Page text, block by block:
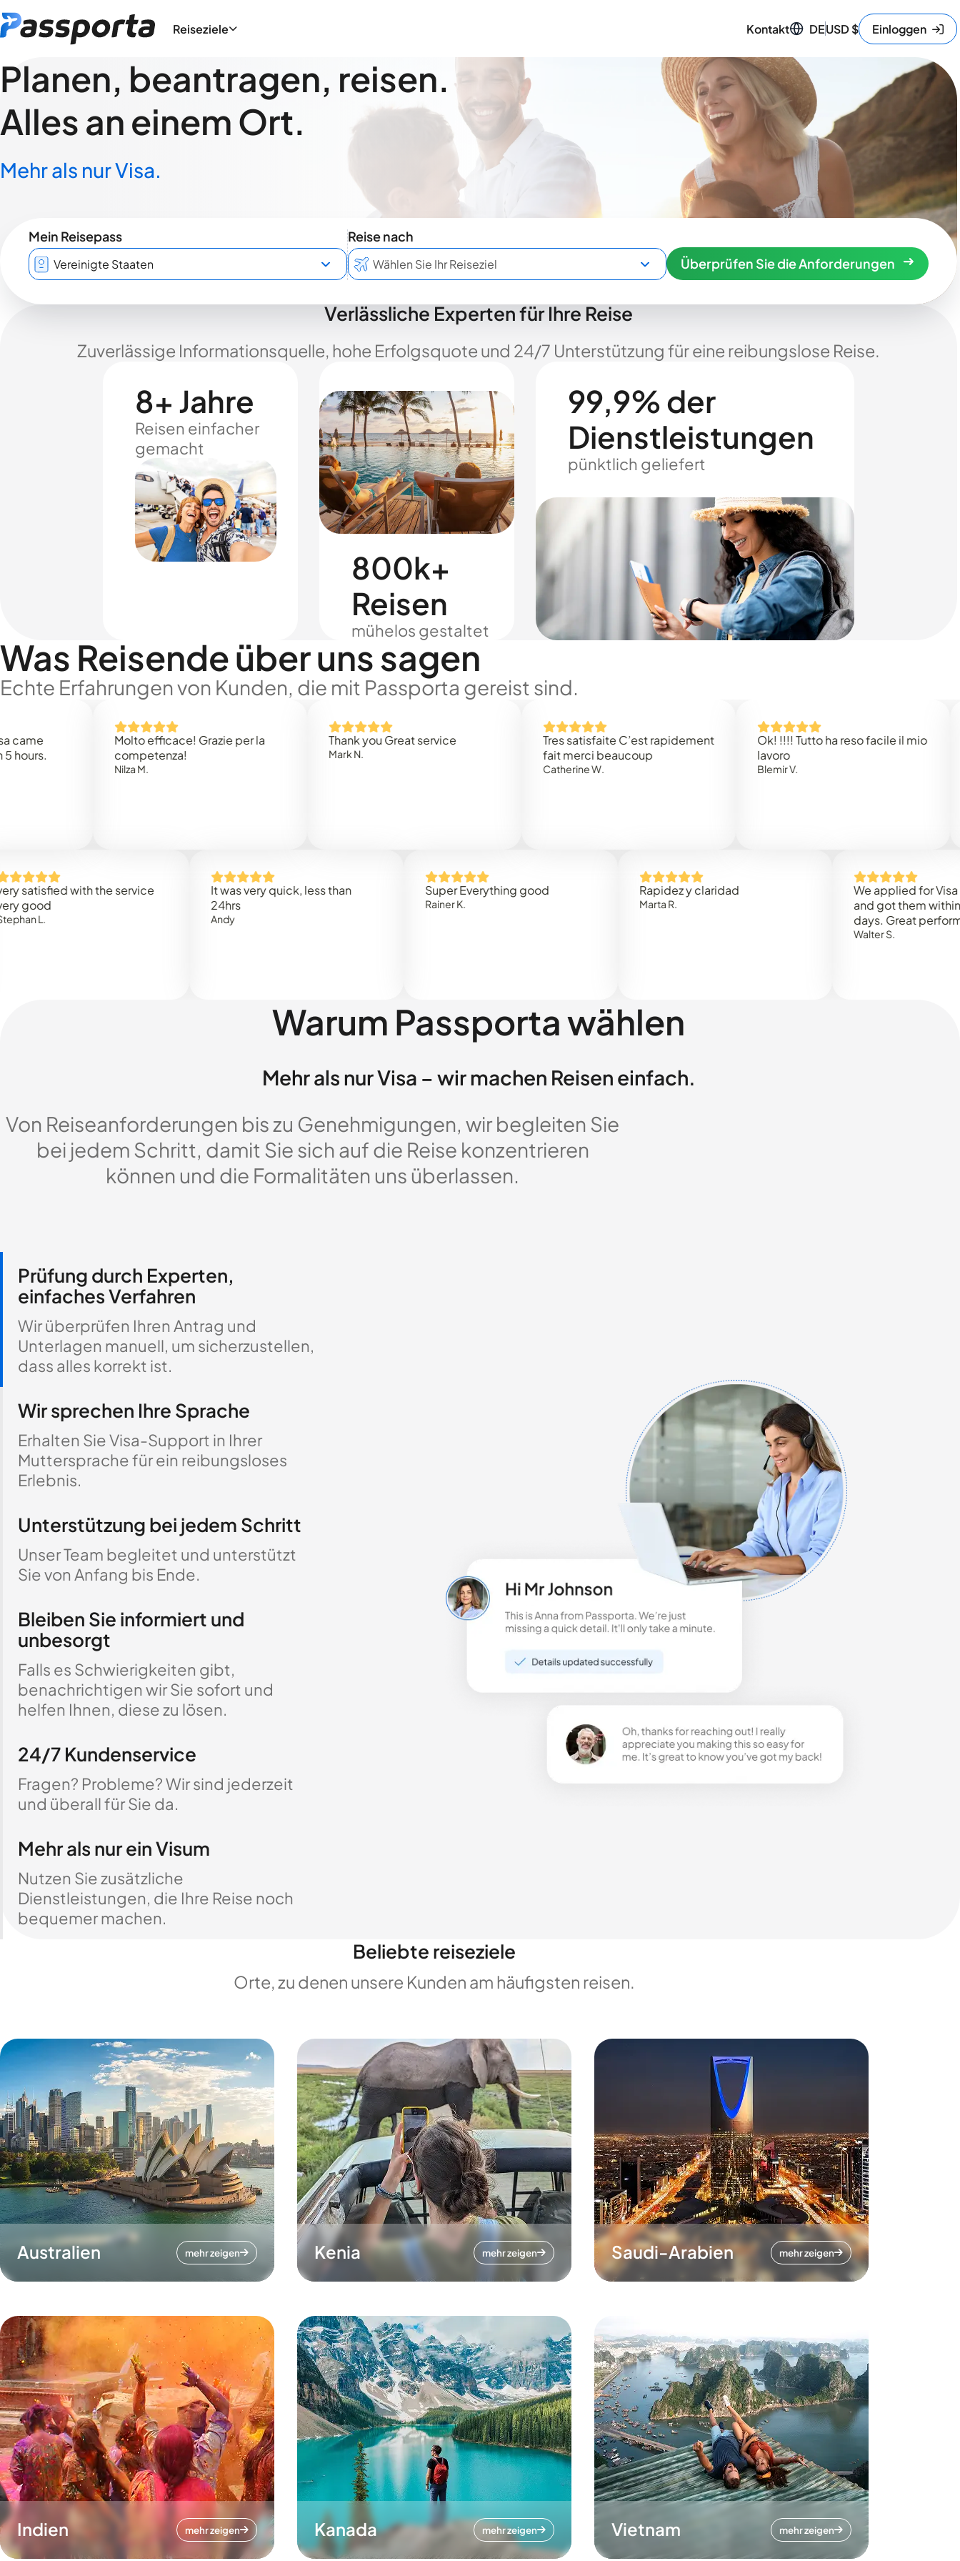
Reiseziele Kontakt DEUSD$ Einloggen
Planen, beantragen, reisen.
Alles an einem Ort.
Mehr als nur Visa.
Mein Reisepass
Reise nach
Überprüfen Sie die Anforderungen
Verlässliche Experten für Ihre Reise
Zuverlässige Informationsquelle, hohe Erfolgsquote und 24/7 Unterstützung für eine reibungslose Reise.
8+ Jahre
Reisen einfacher
gemacht
800k+
Reisen
mühelos gestaltet
99,9% der
Dienstleistungen
pünktlich geliefert
Was Reisende über uns sagen
Echte Erfahrungen von Kunden, die mit Passporta gereist sind.
Molto efficace! Grazie per la
competenza!
Thank you Great service
Tres satisfaite C’est rapidement
fait merci beaucoup
Catherine W.
Ok! !!!! Tutto ha reso facile il mio
with the service
It was very quick, less than
Super Everything good Rapidez y claridad
We applied for Visa to
and got them within 3
days. Great performance!
Walter S.
Warum Passporta wählen
Mehr als nur Visa – wir machen Reisen einfach.
Von Reiseanforderungen bis zu Genehmigungen, wir begleiten Sie
bei jedem Schritt, damit Sie sich auf die Reise konzentrieren
können und die Formalitäten uns überlassen.
Prüfung durch Experten,
einfaches Verfahren
Wir überprüfen Ihren Antrag und
Unterlagen manuell, um sicherzustellen,
dass alles korrekt ist.
Wir sprechen Ihre Sprache
Erhalten Sie Visa-Support in Ihrer
Muttersprache für ein reibungsloses
Erlebnis.
Unterstützung bei jedem Schritt
Unser Team begleitet und unterstützt
Sie von Anfang bis Ende.
Bleiben Sie informiert und
unbesorgt
Falls es Schwierigkeiten gibt,
benachrichtigen wir Sie sofort und
helfen Ihnen, diese zu lösen.
24/7 Kundenservice
Fragen? Probleme? Wir sind jederzeit
und überall für Sie da.
Mehr als nur ein Visum
Nutzen Sie zusätzliche
Dienstleistungen, die Ihre Reise noch
bequemer machen.
Beliebte reiseziele
Orte, zu denen unsere Kunden am häufigsten reisen.
Australien mehr zeigen Kenia mehr zeigen Saudi-Arabien mehr zeigen
Indien mehr zeigen Kanada mehr zeigen Vietnam mehr zeigen